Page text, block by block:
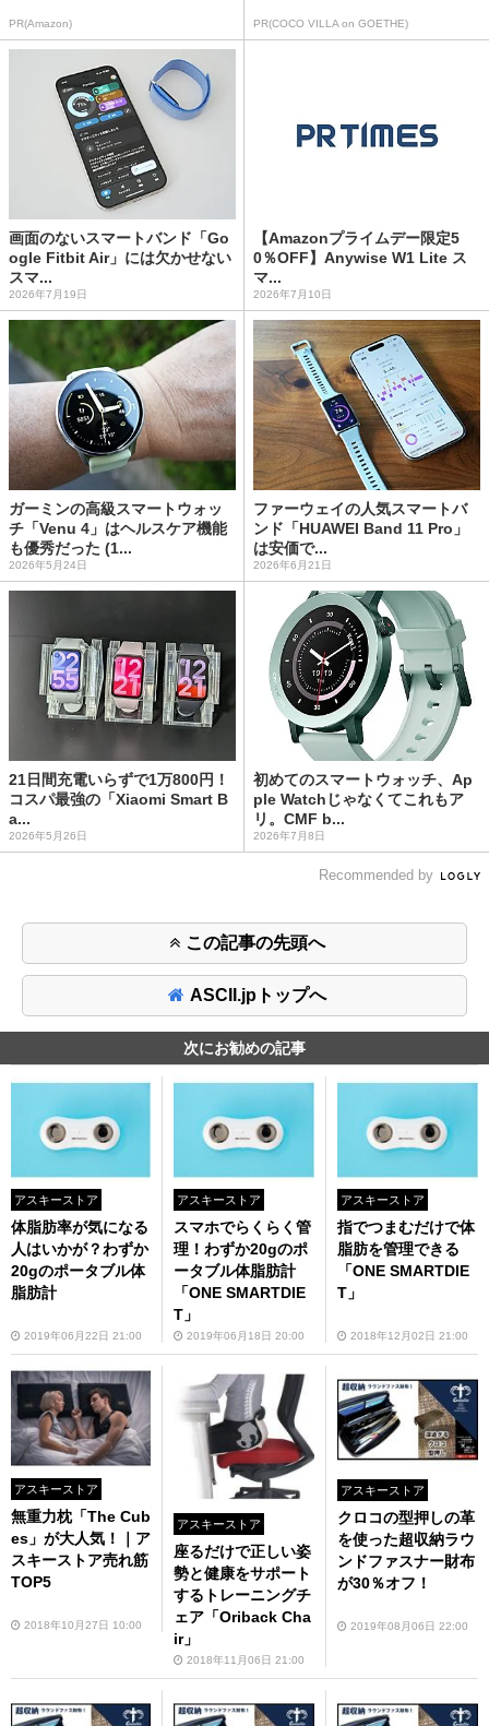
PR(Amazon) PR(COCO VILLA on GOETHE)
画面のないスマートバンド「Go
ogle Fitbit Air」には欠かせない
スマ...
2026年7月19日
【Amazonプライムデー限定5
0％OFF】Anywise W1 Lite ス
マ...
2026年7月10日
ガーミンの高級スマートウォッ
チ「Venu 4」はヘルスケア機能
も優秀だった (1...
2026年5月24日
ファーウェイの人気スマートバ
ンド「HUAWEI Band 11 Pro」
は安価で...
2026年6月21日
21日間充電いらずで1万800円！
コスパ最強の「Xiaomi Smart B
a...
2026年5月26日
初めてのスマートウォッチ、Ap
ple Watchじゃなくてこれもア
リ。CMF b...
2026年7月8日
Recommended by
この記事の先頭へ
ASCII.jpトップへ
次にお勧めの記事
アスキーストア
体脂肪率が気になる
人はいかが？わずか
20gのポータブル体
脂肪計
2019年06月22日 21:00
アスキーストア
スマホでらくらく管
理！わずか20gのポ
ータブル体脂肪計
「ONE SMARTDIE
T」
2019年06月18日 20:00
アスキーストア
指でつまむだけで体
脂肪を管理できる
「ONE SMARTDIE
T」
2018年12月02日 21:00
アスキーストア
無重力枕「The Cub
es」が大人気！｜ア
スキーストア売れ筋
TOP5
2018年10月27日 10:00
アスキーストア
座るだけで正しい姿
勢と健康をサポート
するトレーニングチ
ェア「Oriback Cha
ir」
2018年11月06日 21:00
アスキーストア
クロコの型押しの革
を使った超収納ラウ
ンドファスナー財布
が30％オフ！
2019年08月06日 22:00